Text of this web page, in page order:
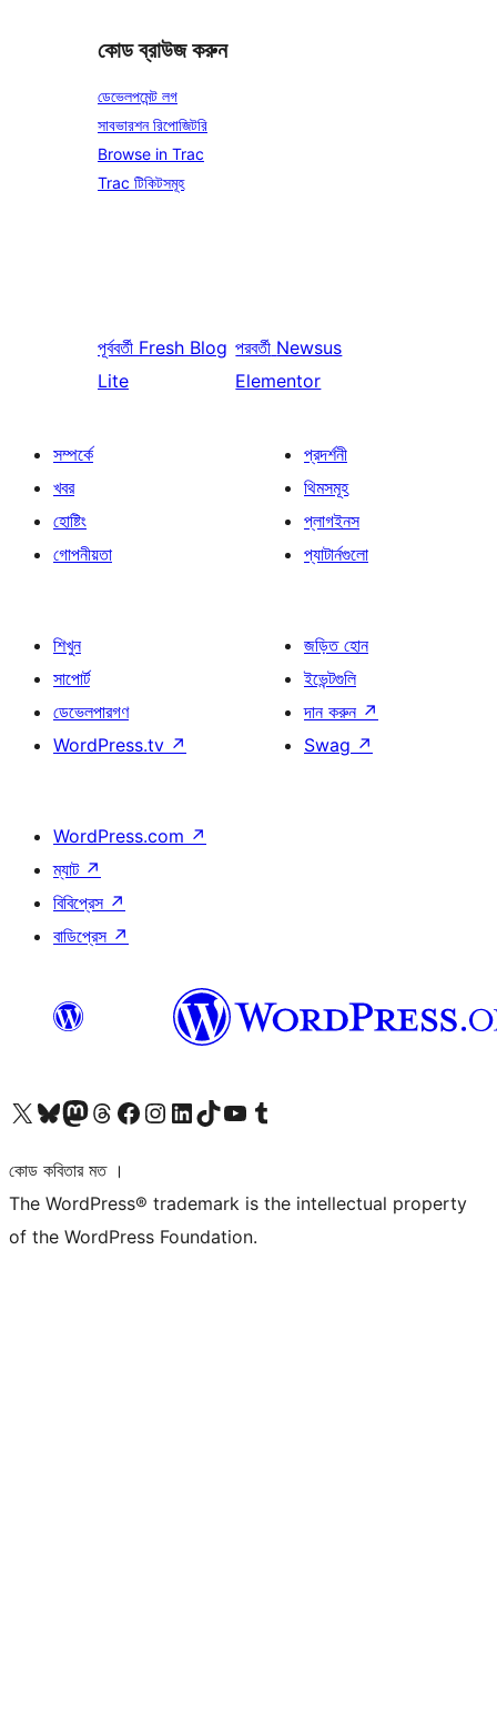
কোড ব্রাউজ করুন
ডেভেলপমেন্ট লগ
সাবভারশন রিপোজিটরি
Browse in Trac
Trac টিকিটসমূহ
পূর্ববর্তী Fresh Blog
Lite
পরবর্তী Newsus
Elementor
সম্পর্কে
খবর
হোষ্টিং
গোপনীয়তা
প্রদর্শনী
থিমসমূহ
প্লাগইনস
প্যাটার্নগুলো
শিখুন
সাপোর্ট
ডেভেলপারগণ
WordPress.tv ↗
জড়িত হোন
ইভেন্টগুলি
দান করুন ↗
Swag ↗
WordPress.com ↗
ম্যাট ↗
বিবিপ্রেস ↗
বাডিপ্রেস ↗
আমাদের X (আগের টুইটার) অ্যাকাউন্টে যানআমাদের Bluesky অ্যাকাউন্টটি দেখুনআমাদের মাস্টোডন অ্যাকাউন্টটি দেখুনআমাদের থ্রেডস অ্যাকাউন্টটি দেখুনআমাদের ফেসবুক পেজ দেখুনআমাদের ইন্সটাগ্রাম অ্যাকাউন্ট দেখুনআমাদের লিঙ্কডইন অ্যাকাউন্টে যানআমাদের TikTok অ্যাকাউন্টটি দেখুনআমাদের ইউটিউব চ্যানেলে যান আমাদের টাম্বলার অ্যাকাউন্ট দেখুন
কোড কবিতার মত ।
The WordPress® trademark is the intellectual property
of the WordPress Foundation.